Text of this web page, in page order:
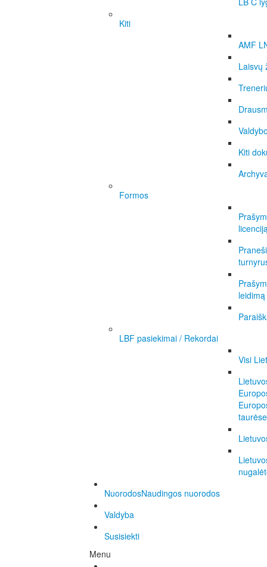
Kiti
AMF
Laisvų
Kiti
Formos
LBF pasiekimai / Rekordai
Visi
taurėse
NuorodosNaudingos nuorodos
Valdyba
Susisiekti
Menu